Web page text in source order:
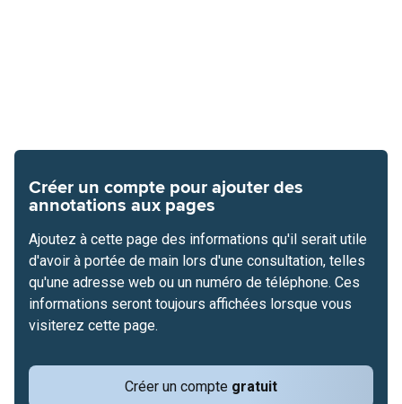
Créer un compte pour ajouter des
annotations aux pages
Créer un compte gratuit
Ajoutez à cette page des informations qu'il serait utile
d'avoir à portée de main lors d'une consultation, telles
qu'une adresse web ou un numéro de téléphone. Ces
informations seront toujours affichées lorsque vous
visiterez cette page.